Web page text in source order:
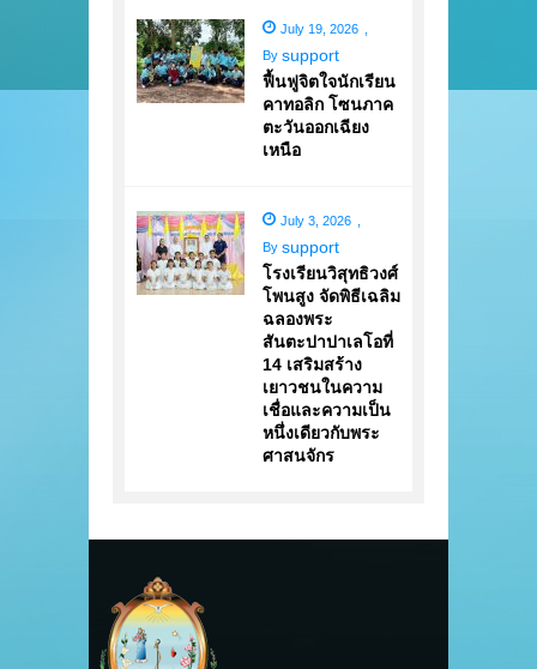
July 19, 2026
By support
ฟื้นฟูจิตใจนักเรียน
คาทอลิก โซนภาค
ตะวันออกเฉียง
เหนือ
July 3, 2026
By support
โรงเรียนวิสุทธิวงศ์
โพนสูง จัดพิธีเฉลิม
ฉลองพระ
สันตะปาปาเลโอที่
14 เสริมสร้าง
เยาวชนในความ
เชื่อและความเป็น
หนึ่งเดียวกับพระ
ศาสนจักร